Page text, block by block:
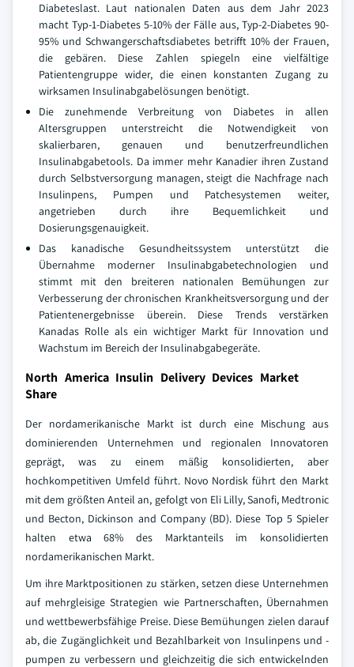
Diabeteslast. Laut nationalen Daten aus dem Jahr 2023
macht Typ-1-Diabetes 5-10% der Fälle aus, Typ-2-Diabetes 90-
95% und Schwangerschaftsdiabetes betrifft 10% der Frauen,
die gebären. Diese Zahlen spiegeln eine vielfältige
Patientengruppe wider, die einen konstanten Zugang zu
wirksamen Insulinabgabelösungen benötigt.
Die zunehmende Verbreitung von Diabetes in allen
Altersgruppen unterstreicht die Notwendigkeit von
skalierbaren, genauen und benutzerfreundlichen
Insulinabgabetools. Da immer mehr Kanadier ihren Zustand
durch Selbstversorgung managen, steigt die Nachfrage nach
Insulinpens, Pumpen und Patchesystemen weiter,
angetrieben durch ihre Bequemlichkeit und
Dosierungsgenauigkeit.
Das kanadische Gesundheitssystem unterstützt die
Übernahme moderner Insulinabgabetechnologien und
stimmt mit den breiteren nationalen Bemühungen zur
Verbesserung der chronischen Krankheitsversorgung und der
Patientenergebnisse überein. Diese Trends verstärken
Kanadas Rolle als ein wichtiger Markt für Innovation und
Wachstum im Bereich der Insulinabgabegeräte.
North America Insulin Delivery Devices Market
Share
Der nordamerikanische Markt ist durch eine Mischung aus
dominierenden Unternehmen und regionalen Innovatoren
geprägt, was zu einem mäßig konsolidierten, aber
hochkompetitiven Umfeld führt. Novo Nordisk führt den Markt
mit dem größten Anteil an, gefolgt von Eli Lilly, Sanofi, Medtronic
und Becton, Dickinson and Company (BD). Diese Top 5 Spieler
halten etwa 68% des Marktanteils im konsolidierten
nordamerikanischen Markt.
Um ihre Marktpositionen zu stärken, setzen diese Unternehmen
auf mehrgleisige Strategien wie Partnerschaften, Übernahmen
und wettbewerbsfähige Preise. Diese Bemühungen zielen darauf
ab, die Zugänglichkeit und Bezahlbarkeit von Insulinpens und -
pumpen zu verbessern und gleichzeitig die sich entwickelnden